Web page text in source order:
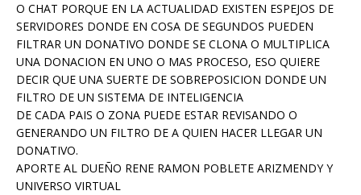
O CHAT PORQUE EN LA ACTUALIDAD EXISTEN ESPEJOS DE
SERVIDORES DONDE EN COSA DE SEGUNDOS PUEDEN
FILTRAR UN DONATIVO DONDE SE CLONA O MULTIPLICA
UNA DONACION EN UNO O MAS PROCESO, ESO QUIERE
DECIR QUE UNA SUERTE DE SOBREPOSICION DONDE UN
FILTRO DE UN SISTEMA DE INTELIGENCIA
DE CADA PAIS O ZONA PUEDE ESTAR REVISANDO O
GENERANDO UN FILTRO DE A QUIEN HACER LLEGAR UN
DONATIVO.
APORTE AL DUEÑO RENE RAMON POBLETE ARIZMENDY Y
UNIVERSO VIRTUAL